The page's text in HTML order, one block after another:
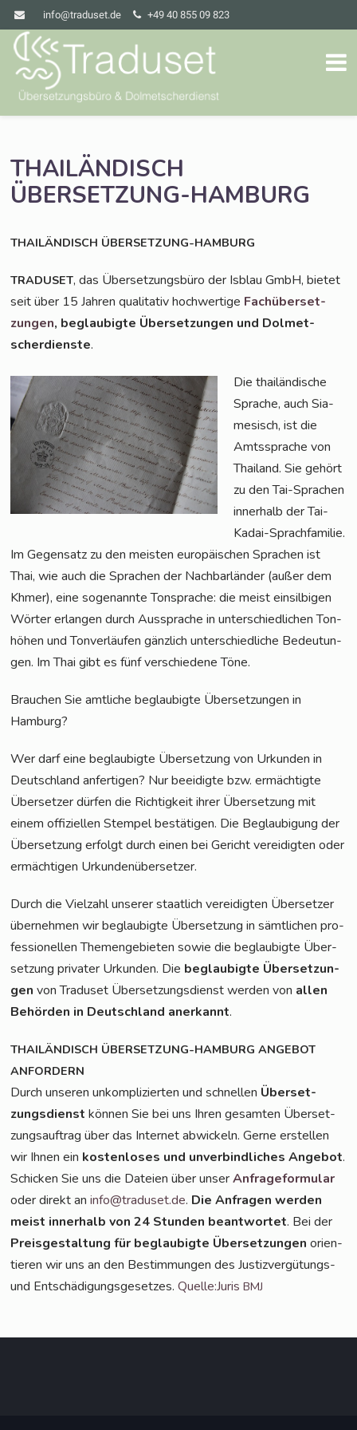
info@traduset.de +49 40 855 09 823
THAILÄNDISCH
ÜBERSETZUNG-HAMBURG
THAILÄNDISCH ÜBERSETZUNG-HAMBURG
TRADUSET, das Über­set­zungs­bü­ro der Isblau GmbH, bie­tet
seit über 15 Jah­ren qua­li­ta­tiv hoch­wer­ti­ge Fach­über­set­
zun­gen, beglau­big­te Über­set­zun­gen und Dol­met­
scher­diens­te.
Die thai­län­di­sche
Spra­che, auch Sia­
me­sisch, ist die
Amts­spra­che von
Thai­land. Sie gehört
zu den Tai-Spra­chen
inner­halb der Tai-
Kadai-Sprach­fa­mi­lie.
Im Gegen­satz zu den meis­ten euro­päi­schen Spra­chen ist
Thai, wie auch die Spra­chen der Nach­bar­län­der (außer dem
Khmer), eine soge­nann­te Ton­spra­che: die meist ein­sil­bi­gen
Wör­ter erlan­gen durch Aus­spra­che in unter­schied­li­chen Ton­
hö­hen und Ton­ver­läu­fen gänz­lich unter­schied­li­che Bedeu­tun­
gen. Im Thai gibt es fünf ver­schie­de­ne Töne.
Brau­chen Sie amt­li­che beglau­big­te Über­set­zun­gen in
Hamburg?
Wer darf eine beglau­big­te Über­set­zung von Urkun­den in
Deutsch­land anfer­ti­gen? Nur beei­dig­te bzw. ermäch­tig­te
Über­set­zer dür­fen die Rich­tig­keit ihrer Über­set­zung mit
einem offi­zi­el­len Stem­pel bestä­ti­gen. Die Beglau­bi­gung der
Über­set­zung erfolgt durch einen bei Gericht ver­ei­dig­ten oder
ermäch­ti­gen Urkundenübersetzer.
Durch die Viel­zahl unse­rer staat­lich ver­ei­dig­ten Über­set­zer
über­neh­men wir beglau­big­te Über­set­zung in sämt­li­chen pro­
fes­sio­nel­len The­men­ge­bie­ten sowie die beglau­big­te Über­
set­zung pri­va­ter Urkun­den. Die beglau­big­te Über­set­zun­
gen von Tra­du­set Über­set­zungs­dienst wer­den von allen
Behör­den in Deutsch­land aner­kannt.
THAILÄNDISCH ÜBERSETZUNG-HAMBURG ANGEBOT
ANFORDERN
Durch unse­ren unkom­pli­zier­ten und schnel­len Über­set­
zungs­dienst kön­nen Sie bei uns Ihren gesam­ten Über­set­
zungs­auf­trag über das Inter­net abwi­ckeln. Ger­ne erstel­len
wir Ihnen ein kos­ten­lo­ses und unver­bind­li­ches Ange­bot.
Schi­cken Sie uns die Datei­en über unserAnfra­ge­for­mu­lar
oder direkt aninfo@traduset.de. Die Anfra­gen wer­den
meist inner­halb von 24 Stun­den beant­wor­tet. Bei der
Preis­ge­stal­tung für beglau­big­te Über­set­zun­gen ori­en­
tie­ren wir uns an den Bestim­mun­gen des Jus­tiz­ver­gü­tungs-
und Ent­schä­di­gungs­ge­set­zes.Quelle:JurisBMJ